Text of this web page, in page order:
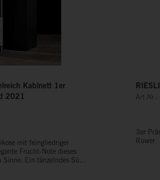
Kabinett 1er
2021
mit feingliedriger
Frucht-Note dieses
Ein tänzelndes Süße-
Art.Nr.:
3er
Ruwer